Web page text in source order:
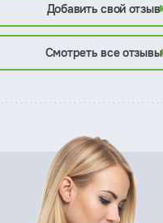
Добавить свой отзыв
Смотреть все отзывы